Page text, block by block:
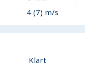
4 (7) m/s
Klart